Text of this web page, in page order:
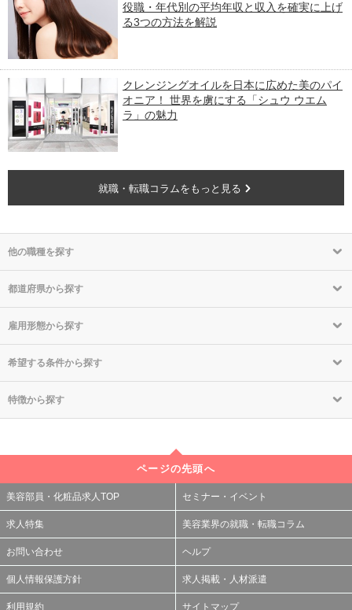
役職・年代別の平均年収と収入を確実に上げ
る3つの方法を解説
クレンジングオイルを日本に広めた美のパイ
オニア！ 世界を虜にする「シュウ ウエム
ラ」の魅力
就職・転職コラムをもっと見る
他の職種を探す
都道府県から探す
雇用形態から探す
希望する条件から探す
特徴から探す
ページの先頭へ
美容部員・化粧品求人TOP セミナー・イベント
求人特集 美容業界の就職・転職コラム
お問い合わせ ヘルプ
個人情報保護方針 求人掲載・人材派遣
利用規約 サイトマップ